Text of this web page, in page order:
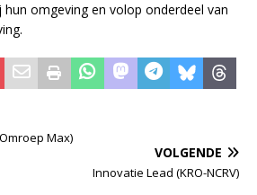
omgeving en volop onderdeel van
Max)
VOLGENDE
Innovatie Lead (KRO-NCRV)